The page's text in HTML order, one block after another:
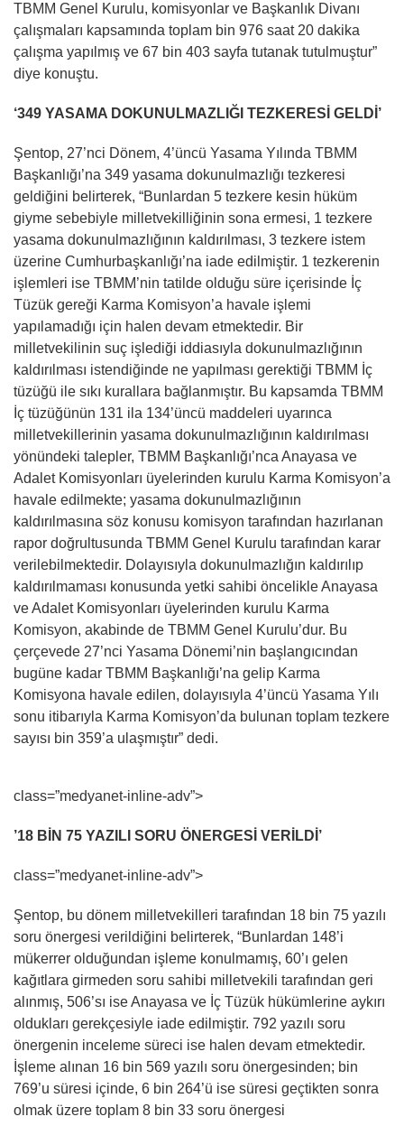
TBMM Genel Kurulu, komisyonlar ve Başkanlık Divanı
çalışmaları kapsamında toplam bin 976 saat 20 dakika
çalışma yapılmış ve 67 bin 403 sayfa tutanak tutulmuştur”
diye konuştu.
‘349 YASAMA DOKUNULMAZLIĞI TEZKERESİ GELDİ’
Şentop, 27’nci Dönem, 4’üncü Yasama Yılında TBMM
Başkanlığı’na 349 yasama dokunulmazlığı tezkeresi
geldiğini belirterek, “Bunlardan 5 tezkere kesin hüküm
giyme sebebiyle milletvekilliğinin sona ermesi, 1 tezkere
yasama dokunulmazlığının kaldırılması, 3 tezkere istem
üzerine Cumhurbaşkanlığı’na iade edilmiştir. 1 tezkerenin
işlemleri ise TBMM’nin tatilde olduğu süre içerisinde İç
Tüzük gereği Karma Komisyon’a havale işlemi
yapılamadığı için halen devam etmektedir. Bir
milletvekilinin suç işlediği iddiasıyla dokunulmazlığının
kaldırılması istendiğinde ne yapılması gerektiği TBMM İç
tüzüğü ile sıkı kurallara bağlanmıştır. Bu kapsamda TBMM
İç tüzüğünün 131 ila 134’üncü maddeleri uyarınca
milletvekillerinin yasama dokunulmazlığının kaldırılması
yönündeki talepler, TBMM Başkanlığı’nca Anayasa ve
Adalet Komisyonları üyelerinden kurulu Karma Komisyon’a
havale edilmekte; yasama dokunulmazlığının
kaldırılmasına söz konusu komisyon tarafından hazırlanan
rapor doğrultusunda TBMM Genel Kurulu tarafından karar
verilebilmektedir. Dolayısıyla dokunulmazlığın kaldırılıp
kaldırılmaması konusunda yetki sahibi öncelikle Anayasa
ve Adalet Komisyonları üyelerinden kurulu Karma
Komisyon, akabinde de TBMM Genel Kurulu’dur. Bu
çerçevede 27’nci Yasama Dönemi’nin başlangıcından
bugüne kadar TBMM Başkanlığı’na gelip Karma
Komisyona havale edilen, dolayısıyla 4’üncü Yasama Yılı
sonu itibarıyla Karma Komisyon’da bulunan toplam tezkere
sayısı bin 359’a ulaşmıştır” dedi.
class=”medyanet-inline-adv”>
’18 BİN 75 YAZILI SORU ÖNERGESİ VERİLDİ’
class=”medyanet-inline-adv”>
Şentop, bu dönem milletvekilleri tarafından 18 bin 75 yazılı
soru önergesi verildiğini belirterek, “Bunlardan 148’i
mükerrer olduğundan işleme konulmamış, 60’ı gelen
kağıtlara girmeden soru sahibi milletvekili tarafından geri
alınmış, 506’sı ise Anayasa ve İç Tüzük hükümlerine aykırı
oldukları gerekçesiyle iade edilmiştir. 792 yazılı soru
önergenin inceleme süreci ise halen devam etmektedir.
İşleme alınan 16 bin 569 yazılı soru önergesinden; bin
769’u süresi içinde, 6 bin 264’ü ise süresi geçtikten sonra
olmak üzere toplam 8 bin 33 soru önergesi